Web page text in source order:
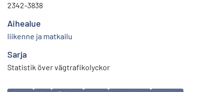
2342-3838
Aihealue
liikenne ja matkailu
Sarja
Statistik över vägtrafikolyckor
Avainsanat